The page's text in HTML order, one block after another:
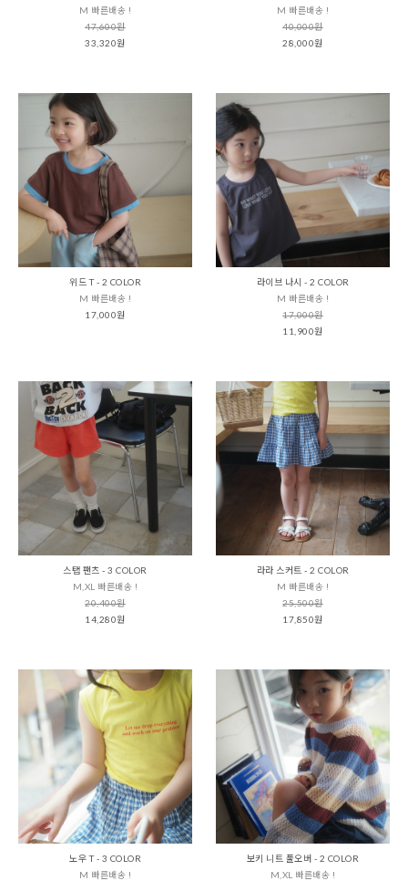
M 빠른배송 !
47,600원
33,320원
M 빠른배송 !
40,000원
28,000원
위드 T - 2 COLOR
M 빠른배송 !
17,000원
라이브 나시 - 2 COLOR
M 빠른배송 !
17,000원
11,900원
스탭 팬츠 - 3 COLOR
M,XL 빠른배송 !
20,400원
14,280원
라라 스커트 - 2 COLOR
M 빠른배송 !
25,500원
17,850원
노우 T - 3 COLOR
M 빠른배송 !
보키 니트 풀오버 - 2 COLOR
M,XL 빠른배송 !